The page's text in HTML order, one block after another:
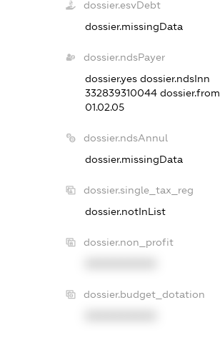
dossier.esvDebt
dossier.missingData
dossier.ndsPayer
dossier.yes dossier.ndsInn
332839310044 dossier.from
01.02.05
dossier.ndsAnnul
dossier.missingData
dossier.single_tax_reg
dossier.notInList
dossier.non_profit
dossier.budget_dotation